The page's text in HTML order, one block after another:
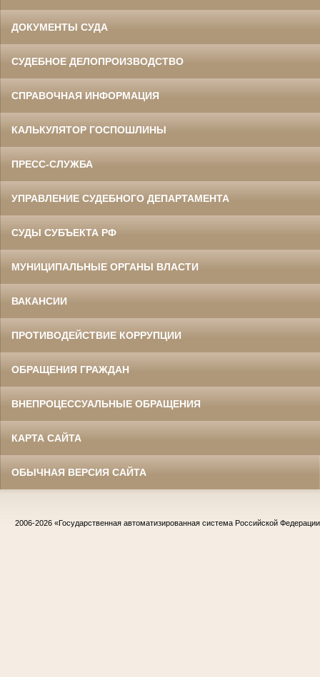
ДОКУМЕНТЫ СУДА
СУДЕБНОЕ ДЕЛОПРОИЗВОДСТВО
СПРАВОЧНАЯ ИНФОРМАЦИЯ
КАЛЬКУЛЯТОР ГОСПОШЛИНЫ
ПРЕСС-СЛУЖБА
УПРАВЛЕНИЕ СУДЕБНОГО ДЕПАРТАМЕНТА
СУДЫ СУБЪЕКТА РФ
МУНИЦИПАЛЬНЫЕ ОРГАНЫ ВЛАСТИ
ВАКАНСИИ
ПРОТИВОДЕЙСТВИЕ КОРРУПЦИИ
ОБРАЩЕНИЯ ГРАЖДАН
ВНЕПРОЦЕССУАЛЬНЫЕ ОБРАЩЕНИЯ
КАРТА САЙТА
ОБЫЧНАЯ ВЕРСИЯ САЙТА
2006-2026 «Государственная автоматизированная система Российской